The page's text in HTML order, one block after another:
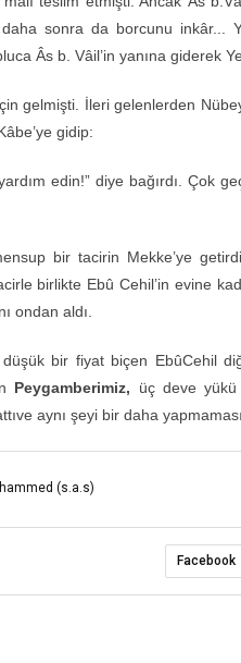
daha sonra da borcunu inkâr...
Âs b. Vâil’in yanına giderek
gelmişti. İleri gelenlerden
gidip:
edin!” diye bağırdı. Çok
bir tacirin Mekke’ye
birlikte Ebû Cehil’in evine
ondan aldı.
düşük bir fiyat biçen EbûCehil
Peygamberimiz, üç deve yükü
aynı şeyi bir daha
(s.a.s)
Facebook